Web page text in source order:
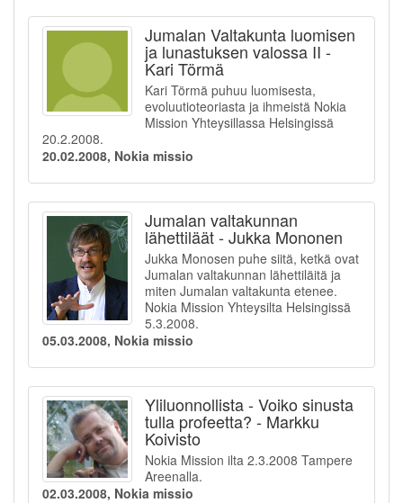
Jumalan Valtakunta luomisen
ja lunastuksen valossa II -
Kari Törmä
Kari Törmä puhuu luomisesta,
evoluutioteoriasta ja ihmeistä Nokia
Mission Yhteysillassa Helsingissä
20.2.2008.
20.02.2008, Nokia missio
Jumalan valtakunnan
lähettiläät - Jukka Mononen
Jukka Monosen puhe siitä, ketkä ovat
Jumalan valtakunnan lähettiläitä ja
miten Jumalan valtakunta etenee.
Nokia Mission Yhteysilta Helsingissä
5.3.2008.
05.03.2008, Nokia missio
Yliluonnollista - Voiko sinusta
tulla profeetta? - Markku
Koivisto
Nokia Mission ilta 2.3.2008 Tampere
Areenalla.
02.03.2008, Nokia missio